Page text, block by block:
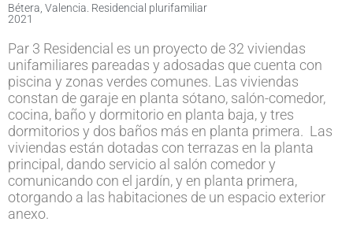
Bétera, Valencia. Residencial plurifamiliar
2021
Par 3 Residencial es un proyecto de 32 viviendas
unifamiliares pareadas y adosadas que cuenta con
piscina y zonas verdes comunes. Las viviendas
constan de garaje en planta sótano, salón-comedor,
cocina, baño y dormitorio en planta baja, y tres
dormitorios y dos baños más en planta primera. Las
viviendas están dotadas con terrazas en la planta
principal, dando servicio al salón comedor y
comunicando con el jardín, y en planta primera,
otorgando a las habitaciones de un espacio exterior
anexo.